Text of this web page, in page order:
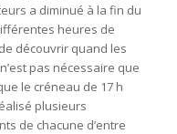
a diminué à la fin du
heures de
découvrir quand les
pas nécessaire que
le créneau de 17 h
plusieurs
de chacune d’entre